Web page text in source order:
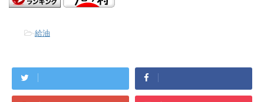
-給油